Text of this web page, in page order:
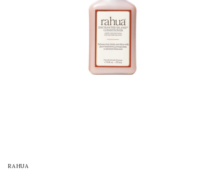
RAHUA